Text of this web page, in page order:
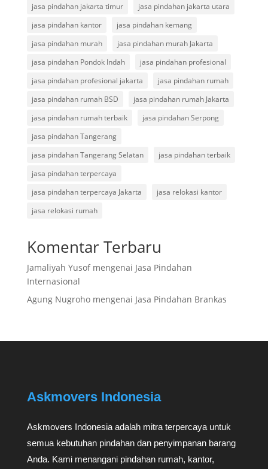
jasa pindahan jakarta timur
jasa pindahan jakarta utara
jasa pindahan kantor
jasa pindahan kemang
jasa pindahan murah
jasa pindahan murah Jakarta
jasa pindahan Pondok Indah
jasa pindahan profesional
jasa pindahan profesional jakarta
jasa pindahan rumah
jasa pindahan rumah BSD
jasa pindahan rumah Jakarta
jasa pindahan rumah terbaik
jasa pindahan Serpong
jasa pindahan Tangerang
jasa pindahan Tangerang Selatan
jasa pindahan terbaik
jasa pindahan terpercaya
jasa pindahan terpercaya Jakarta
jasa relokasi kantor
jasa relokasi rumah
Komentar Terbaru
Jamaliyah Yusofmengenai Jasa Pindahan
Internasional
Agung Nugrohomengenai Jasa Pindahan Brankas
Askmovers Indonesia
Askmovers Indonesia adalah mitra terpercaya untuk
semua kebutuhan pindahan dan penyimpanan barang
Anda. Kami menangani pindahan rumah, kantor,